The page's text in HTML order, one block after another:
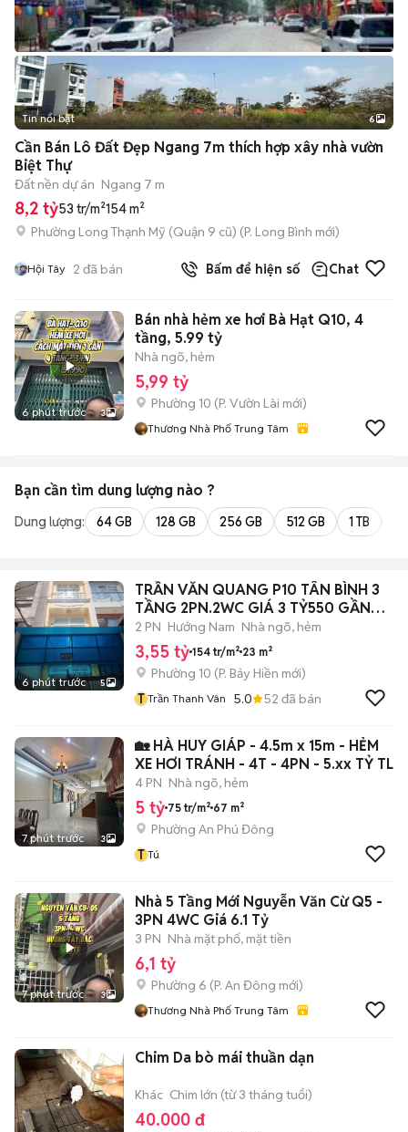
+2
Tin nổi bật 6
Cần Bán Lô Đất Đẹp Ngang 7m thích hợp xây nhà vườn
Biệt Thự
Đất nền dự án Ngang 7 m
8,2 tỷ53 tr/m²154 m²
Phường Long Thạnh Mỹ (Quận 9 cũ) (P. Long Bình mới)
Hội Tây 2 đã bán Bấm để hiện số Chat
6 phút trước 3
Bán nhà hẻm xe hơi Bà Hạt Q10, 4
tầng, 5.99 tỷ
Nhà ngõ, hẻm
5,99 tỷ
Phường 10 (P. Vườn Lài mới)
Thương Nhà Phố Trung Tâm
Bạn cần tìm dung lượng nào ?
Dung lượng: 64 GB 128 GB 256 GB 512 GB 1 TB
6 phút trước 5
TRẦN VĂN QUANG P10 TÂN BÌNH 3
TẦNG 2PN.2WC GIÁ 3 TỶ550 GẦN
CHỢ
2 PN Hướng Nam Nhà ngõ, hẻm
3,55 tỷ 154 tr/m² 23 m²
Phường 10 (P. Bảy Hiền mới)
T Trần Thanh Vân 5.0 52 đã bán
7 phút trước 3
🏡 HÀ HUY GIÁP - 4.5m x 15m - HẺM
XE HƠI TRÁNH - 4T - 4PN - 5.xx TỶ TL
4 PN Nhà ngõ, hẻm
5 tỷ 75 tr/m² 67 m²
Phường An Phú Đông
T Tú
7 phút trước 3
Nhà 5 Tầng Mới Nguyễn Văn Cừ Q5 -
3PN 4WC Giá 6.1 Tỷ
3 PN Nhà mặt phố, mặt tiền
6,1 tỷ
Phường 6 (P. An Đông mới)
Thương Nhà Phố Trung Tâm
Chim Da bò mái thuần dạn
Khác Chim lớn (từ 3 tháng tuổi)
40.000 đ